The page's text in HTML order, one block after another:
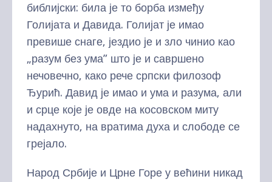
библијски: била је то борба између
Голијата и Давида. Голијат је имао
превише снаге, јездио је и зло чинио као
„разум без ума” што је и савршено
нечовечно, како рече српски филозоф
Ђурић. Давид је имао и ума и разума, али
и срце које је овде на косовском миту
надахнуто, на вратима духа и слободе се
грејало.
Народ Србије и Црне Горе у већини никад